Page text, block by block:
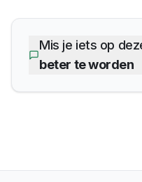
Mis je iets op
beter te worden